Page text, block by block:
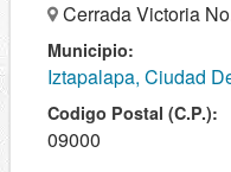
Cerrada Victoria
Municipio:
Iztapalapa, Ciudad
Codigo Postal (C.P.):
09000